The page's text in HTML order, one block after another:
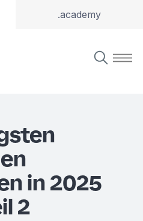
.academy
in 2025
2